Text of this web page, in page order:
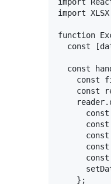
import XLSX
function
const
const
const
const
    reader.
const
const
const
const
const
    };